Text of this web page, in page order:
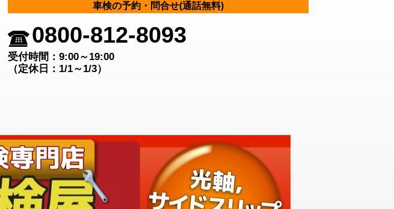
車検の予約・問合せ(通話無料)
0800-812-8093
受付時間：9:00～19:00
（定休日：1/1～1/3）